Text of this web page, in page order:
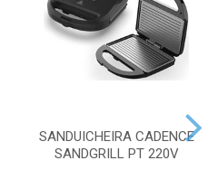
SANDUICHEIRA CADENCE
SANDGRILL PT 220V